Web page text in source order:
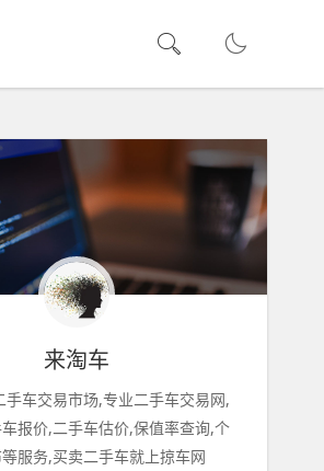
来淘车
手车交易市场,专业二手车交易网,
报价,二手车估价,保值率查询,个
服务,买卖二手车就上掠车网